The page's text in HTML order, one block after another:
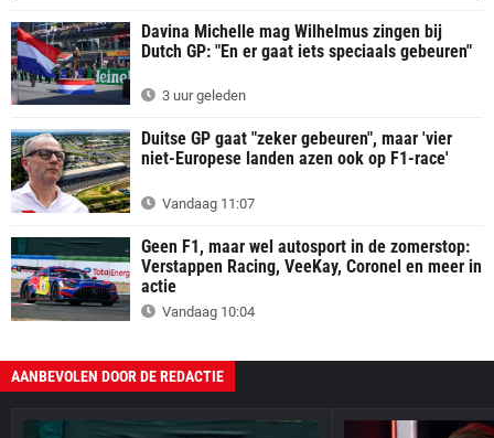
Davina Michelle mag Wilhelmus zingen bij
Dutch GP: "En er gaat iets speciaals gebeuren"
3 uur geleden
Duitse GP gaat "zeker gebeuren", maar 'vier
niet-Europese landen azen ook op F1-race'
Vandaag 11:07
Geen F1, maar wel autosport in de zomerstop:
Verstappen Racing, VeeKay, Coronel en meer in
actie
Vandaag 10:04
AANBEVOLEN DOOR DE REDACTIE